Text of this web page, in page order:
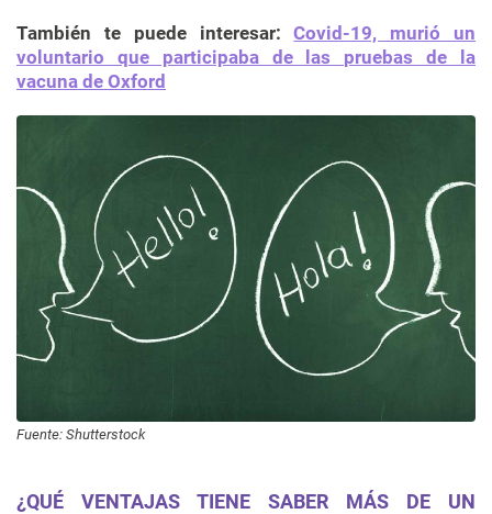
También te puede interesar:
Covid-19, murió un
voluntario que participaba de las pruebas de la
vacuna de Oxford
Fuente: Shutterstock
¿QUÉ VENTAJAS TIENE SABER MÁS DE UN